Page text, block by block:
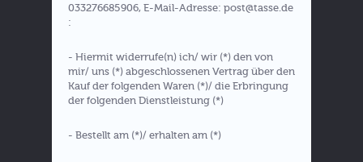
033276685906, E-Mail-Adresse: post@tasse.de
:
- Hiermit widerrufe(n) ich/ wir (*) den von
mir/ uns (*) abgeschlossenen Vertrag über den
Kauf der folgenden Waren (*)/ die Erbringung
der folgenden Dienstleistung (*)
- Bestellt am (*)/ erhalten am (*)